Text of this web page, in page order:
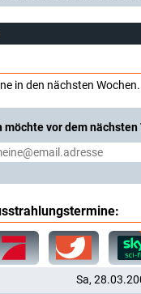
in den nächsten Wochen.
möchte vor dem
Sa,